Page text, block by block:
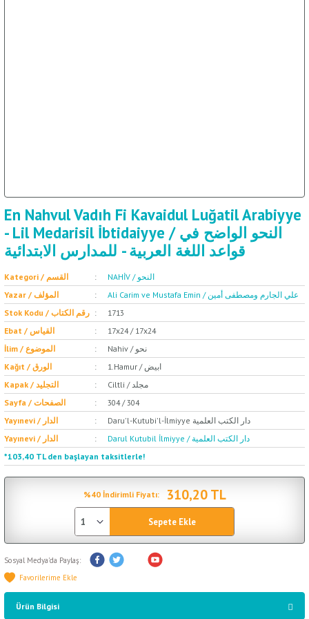
En Nahvul Vadıh Fi Kavaidul Luğatil Arabiyye
- Lil Medarisil İbtidaiyye / النحو الواضح في
قواعد اللغة العربية - للمدارس الابتدائية
Kategori / القسم
NAHİV / النحو
Yazar / المؤلف
Ali Carim ve Mustafa Emin / علي الجارم ومصطفى أمين
Stok Kodu / رقم الكتاب
1713
Ebat / القياس
17x24 / 17x24
İlim / الموضوع
Nahiv / نحو
Kağıt / الورق
1.Hamur / ابيض
Kapak / التجليد
Ciltli / مجلد
Sayfa / الصفحات
304 / 304
Yayınevi / الدار
Daru'l-Kutubi'l-İlmiyye دار الكتب العلمية
Yayınevi / الدار
Darul Kutubil İlmiyye / دار الكتب العلمية
*103,40 TL den başlayan taksitlerle!
%40 İndirimli Fiyatı: 310,20 TL
Sepete Ekle
Sosyal Medya'da Paylaş:
Ürün Bilgisi